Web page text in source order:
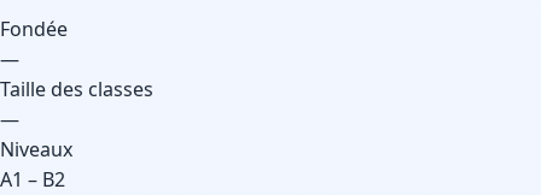
Fondée
—
Taille des classes
—
Niveaux
A1 – B2